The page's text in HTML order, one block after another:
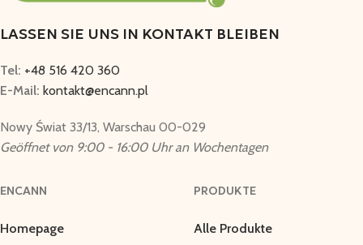
LASSEN SIE UNS IN KONTAKT BLEIBEN
Tel: +48 516 420 360
E-Mail: kontakt@encann.pl
Nowy Świat 33/13, Warschau 00-029
Geöffnet von 9:00 - 16:00 Uhr an Wochentagen
ENCANN
Homepage
PRODUKTE
Alle Produkte